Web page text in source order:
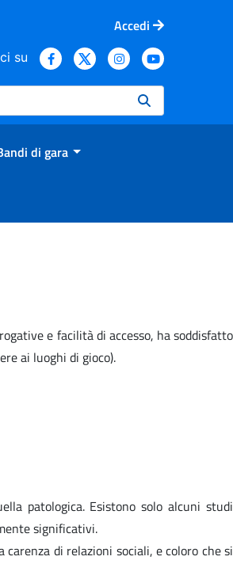
Accedi
su
di gara
e facilità di accesso, ha soddisfatto
ai luoghi di gioco).
patologica. Esistono solo alcuni studi
significativi.
di relazioni sociali, e coloro che si